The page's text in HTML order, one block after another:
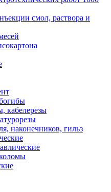
смол, раствора и
кабелерезы
наконечников, гильз